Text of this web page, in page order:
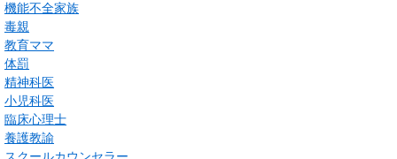
機能不全家族
毒親
教育ママ
体罰
精神科医
小児科医
臨床心理士
養護教諭